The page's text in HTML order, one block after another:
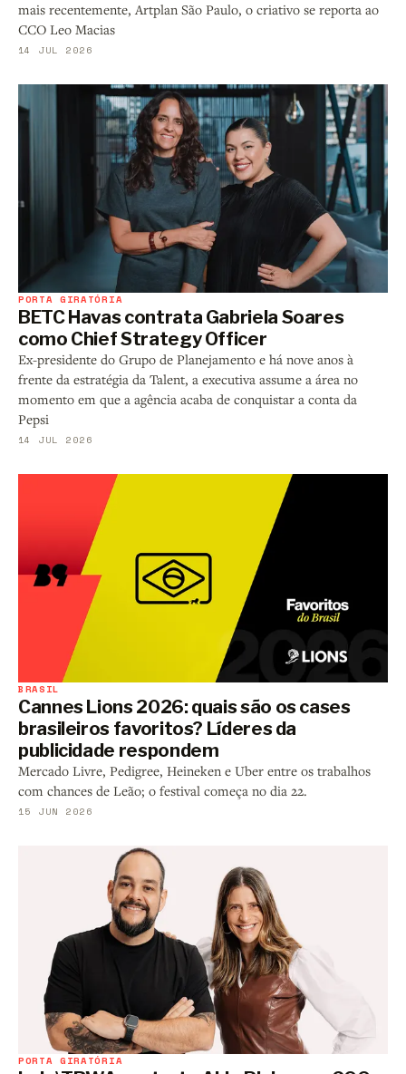
mais recentemente, Artplan São Paulo, o criativo se reporta ao
CCO Leo Macias
14 JUL 2026
PORTA GIRATÓRIA
BETC Havas contrata Gabriela Soares
como Chief Strategy Officer
Ex-presidente do Grupo de Planejamento e há nove anos à
frente da estratégia da Talent, a executiva assume a área no
momento em que a agência acaba de conquistar a conta da
Pepsi
14 JUL 2026
BRASIL
Cannes Lions 2026: quais são os cases
brasileiros favoritos? Líderes da
publicidade respondem
Mercado Livre, Pedigree, Heineken e Uber entre os trabalhos
com chances de Leão; o festival começa no dia 22.
15 JUN 2026
PORTA GIRATÓRIA